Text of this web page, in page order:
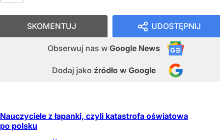
UDOSTĘPNIJ
Obserwuj nas w Google News
Dodaj jako źródło w Google
SKOMENTUJ
Nauczyciele z łapanki, czyli katastrofa oświatowa
po polsku